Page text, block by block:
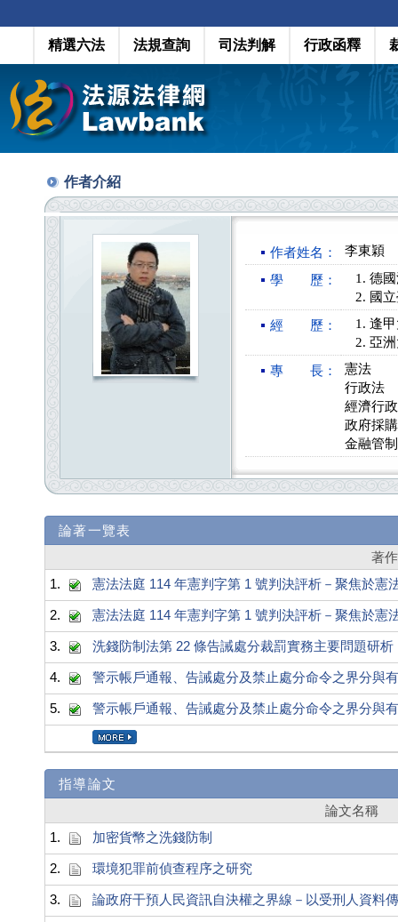
精選六法 法規查詢 司法判解 行政函釋
作者介紹
作者姓名： 李東穎
學 歷：
德
國
經 歷：
逢
亞
專 長：
憲法
行政法
經濟行
政府採
金融管制
論著一覽表
著
1.
憲法法庭 114 年憲判字第 1 號判決評析－聚焦於憲
2. 憲法法庭 114 年憲判字第 1 號判決評析－聚焦於憲
3. 洗錢防制法第 22 條告誡處分裁罰實務主要問題研析
4. 警示帳戶通報、告誡處分及禁止處分命令之界分與
5. 警示帳戶通報、告誡處分及禁止處分命令之界分與
指導論文
論文名稱
1.
加密貨幣之洗錢防制
2. 環境犯罪前偵查程序之研究
3. 論政府干預人民資訊自決權之界線－以受刑人資料